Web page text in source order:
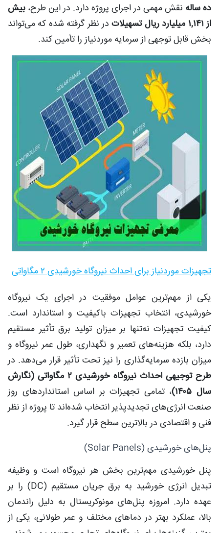
ده ساله نقش مهمی در اجرای پروژه دارد. در این طرح، بیش
از ۱,۱۴۱ میلیارد ریال تسهیلات
در نظر گرفته شده که می‌تواند
بخش قابل توجهی از سرمایه موردنیاز را تأمین کند.
تجهیزات موردنیاز برای احداث نیروگاه خورشیدی ۲ مگاواتی
یکی از مهم‌ترین عوامل موفقیت در اجرای یک نیروگاه
خورشیدی، انتخاب تجهیزات باکیفیت و استاندارد است.
کیفیت تجهیزات نه‌تنها بر میزان تولید برق تأثیر مستقیم
دارد، بلکه هزینه‌های تعمیر و نگهداری، طول عمر نیروگاه و
میزان بازده سرمایه‌گذاری را نیز تحت تأثیر قرار می‌دهد. در
طرح توجیهی احداث نیروگاه خورشیدی ۲ مگاواتی (نگارش
سال ۱۴۰۵)
، تمامی تجهیزات بر اساس استانداردهای روز
صنعت انرژی‌های تجدیدپذیر انتخاب شده‌اند تا پروژه از نظر
فنی و اقتصادی در بالاترین سطح قرار گیرد.
پنل‌های خورشیدی (Solar Panels)
پنل خورشیدی مهم‌ترین بخش هر نیروگاه است و وظیفه
تبدیل انرژی خورشید به برق جریان مستقیم (DC) را بر
عهده دارد. امروزه پنل‌های مونوکریستال به دلیل راندمان
بالا، عملکرد بهتر در دماهای مختلف و عمر طولانی، یکی از